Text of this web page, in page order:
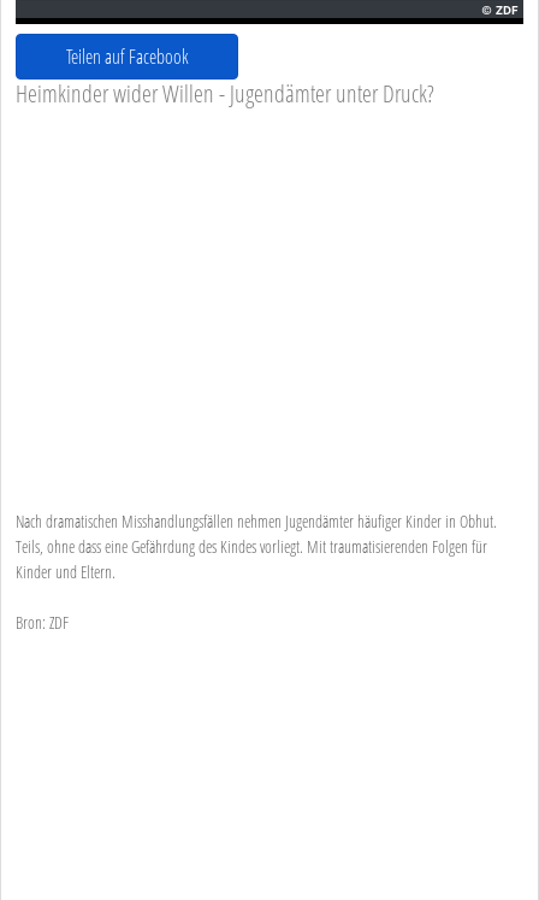
Teilen auf Facebook
Heimkinder wider Willen - Jugendämter unter Druck?
Nach dramatischen Misshandlungsfällen nehmen Jugendämter häufiger Kinder in Obhut.
Teils, ohne dass eine Gefährdung des Kindes vorliegt. Mit traumatisierenden Folgen für
Kinder und Eltern.
Bron: ZDF